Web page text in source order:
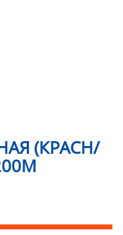
(КРАСН/